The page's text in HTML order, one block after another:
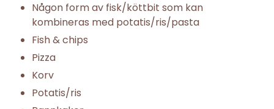
Någon form av fisk/köttbit som kan
kombineras med potatis/ris/pasta
Fish & chips
Pizza
Korv
Potatis/ris